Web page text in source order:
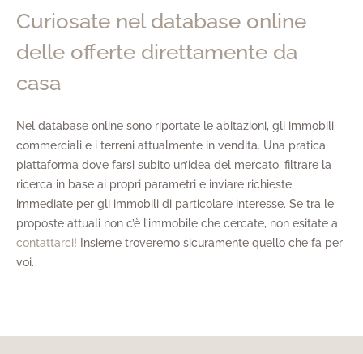
Curiosate nel database online
delle offerte direttamente da
casa
Nel database online sono riportate le abitazioni, gli immobili
commerciali e i terreni attualmente in vendita. Una pratica
piattaforma dove farsi subito un’idea del mercato, filtrare la
ricerca in base ai propri parametri e inviare richieste
immediate per gli immobili di particolare interesse. Se tra le
proposte attuali non c’è l’immobile che cercate, non esitate a
contattarci! Insieme troveremo sicuramente quello che fa per
voi.